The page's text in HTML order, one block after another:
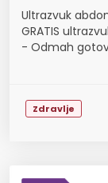
Ultrazvuk
GRATIS
- Odmah
Zdravlje